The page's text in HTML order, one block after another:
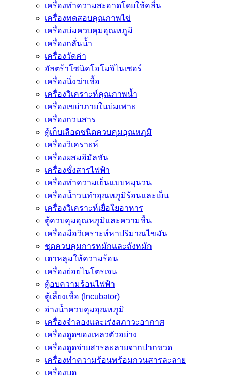
เครื่องทำความสะอาดโดยใช้คลื่น
เครื่องทดสอบคุณภาพไข่
เครื่องบ่มควบคุมอุณหภูมิ
เครื่องกลั่นน้ำ
เครื่องวัดค่า
อัลตร้าโซนิคโฮโมจิไนเซอร์
เครื่องนึ่งฆ่าเชื้อ
เครื่องวิเคราะห์คุณภาพน้ำ
เครื่องเขย่าภายในบ่มเพาะ
เครื่องกวนสาร
ตู้เก็บเลือดชนิดควบคุมอุณหภูมิ
เครื่องวิเคราะห์
เครื่องผสมอิมัลชัน
เครื่องชั่งสารไฟฟ้า
เครื่องทำความเย็นแบบหมุนวน
เครื่องน้ำวนทำอุณหภูมิร้อนและเย็น
เครื่องวิเคราะห์เยื่อใยอาหาร
ตู้ควบคุมอุณหภูมิและความชื้น
เครื่องมือวิเคราะห์หาปริมาณไขมัน
ชุดควบคุมการหมักและถังหมัก
เตาหลุมให้ความร้อน
เครื่องย่อยไนโตรเจน
ตู้อบความร้อนไฟฟ้า
ตู้เลี้ยงเชื้อ (Incubator)
อ่างน้ำควบคุมอุณหภูมิ
เครื่องจำลองและเร่งสภาวะอากาศ
เครื่องดูดของเหลวตัวอย่าง
เครื่องดูดจ่ายสารละลายจากปากขวด
เครื่องทำความร้อนพร้อมกวนสารละลาย
เครื่องบด